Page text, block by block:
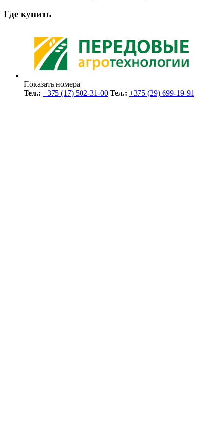
Где купить
Показать номера
Тел.: +375 (17) 502-31-00 Тел.: +375 (29) 699-19-91